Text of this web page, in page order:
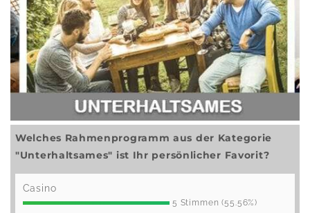
Welches Rahmenprogramm aus der Kategorie
"Unterhaltsames" ist Ihr persönlicher Favorit?
Casino
5 Stimmen (55.56%)